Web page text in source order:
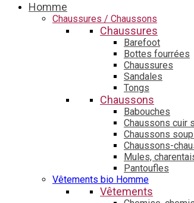
Homme
Chaussures / Chaussons
Chaussures
Barefoot
Bottes fourrées
Chaussures
Sandales
Tongs
Chaussons
Babouches
Chaussons cuir
Chaussons
Chaussons-
Mules,
Pantoufles
Vêtements bio Homme
Vêtements